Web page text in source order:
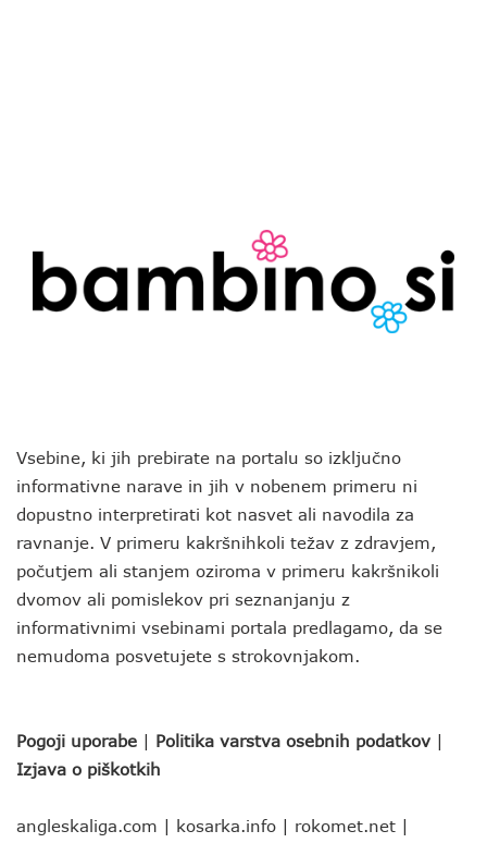
Vsebine, ki jih prebirate na portalu so izključno
informativne narave in jih v nobenem primeru ni
dopustno interpretirati kot nasvet ali navodila za
ravnanje. V primeru kakršnihkoli težav z zdravjem,
počutjem ali stanjem oziroma v primeru kakršnikoli
dvomov ali pomislekov pri seznanjanju z
informativnimi vsebinami portala predlagamo, da se
nemudoma posvetujete s strokovnjakom.
Pogoji uporabe | Politika varstva osebnih podatkov |
Izjava o piškotkih
angleskaliga.com | kosarka.info | rokomet.net |